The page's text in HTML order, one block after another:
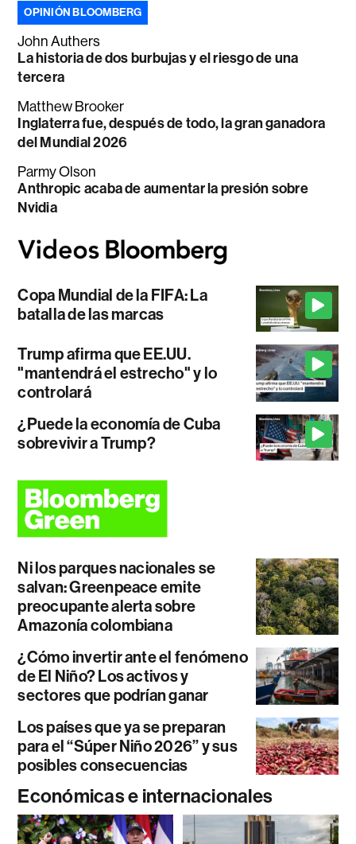
OPINIÓN BLOOMBERG
John Authers
La historia de dos burbujas y el riesgo de una
tercera
Matthew Brooker
Inglaterra fue, después de todo, la gran ganadora
del Mundial 2026
Parmy Olson
Anthropic acaba de aumentar la presión sobre
Nvidia
Copa Mundial de la FIFA: La
batalla de las marcas
Trump afirma que EE.UU.
"mantendrá el estrecho" y lo
controlará
¿Puede la economía de Cuba
sobrevivir a Trump?
Ni los parques nacionales se
salvan: Greenpeace emite
preocupante alerta sobre
Amazonía colombiana
¿Cómo invertir ante el fenómeno
de El Niño? Los activos y
sectores que podrían ganar
Los países que ya se preparan
para el “Súper Niño 2026” y sus
posibles consecuencias
Económicas e internacionales